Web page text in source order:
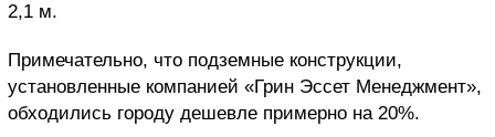
2,1 м.
Примечательно, что подземные конструкции,
установленные компанией «Грин Эссет Менеджмент»,
обходились городу дешевле примерно на 20%.